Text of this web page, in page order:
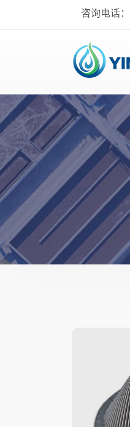
咨询电话：